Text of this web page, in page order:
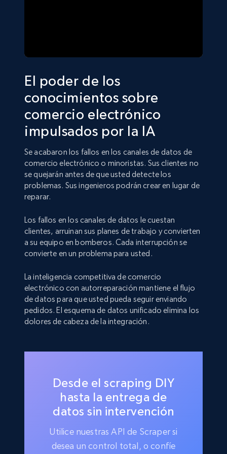
El poder de los
conocimientos sobre
comercio electrónico
impulsados por la IA
Se acabaron los fallos en los canales de datos de
comercio electrónico o minoristas. Sus clientes no
se quejarán antes de que usted detecte los
problemas. Sus ingenieros podrán crear en lugar de
reparar.
Los fallos en los canales de datos le cuestan
clientes, arruinan sus planes de trabajo y convierten
a su equipo en bomberos. Cada interrupción se
convierte en un problema para usted.
La inteligencia competitiva de comercio
electrónico con autorreparación mantiene el flujo
de datos para que usted pueda seguir enviando
pedidos. El esquema de datos unificado elimina los
dolores de cabeza de la integración.
Desde el scraping DIY
hasta la entrega de
datos sin intervención
Utilice nuestras API de Scraper si
desea un control total, o confíe